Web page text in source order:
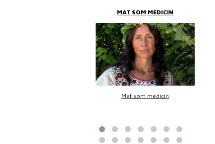
MAT SOM MEDICIN
Mat som medicin